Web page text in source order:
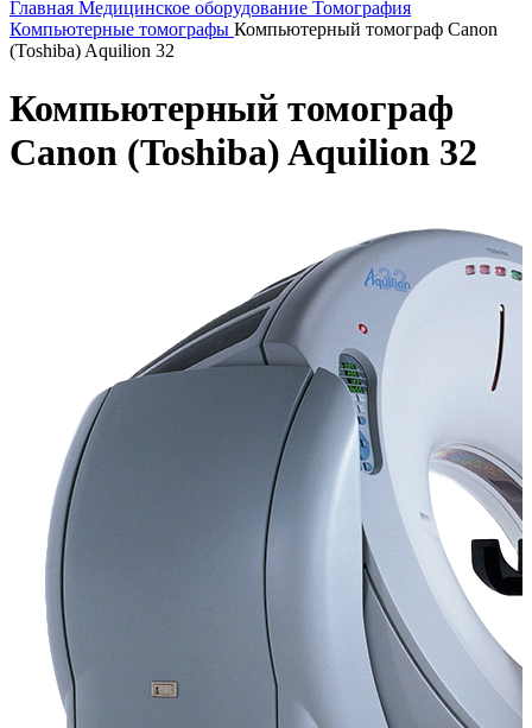
Главная Медицинское оборудование Томография
Компьютерные томографы Компьютерный томограф Canon
(Toshiba) Aquilion 32
Компьютерный томограф
Canon (Toshiba) Aquilion 32